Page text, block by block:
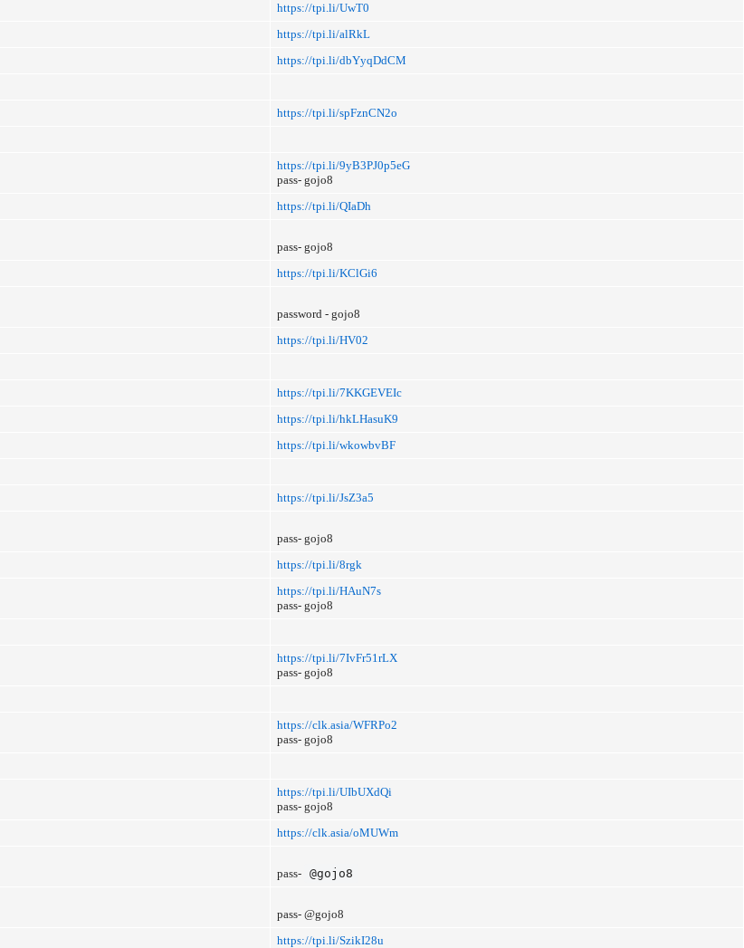
https://tpi.li/UwT0
https://tpi.li/alRkL
https://tpi.li/dbYyqDdCM
https://tpi.li/spFznCN2o
https://tpi.li/9yB3PJ0p5eG
pass- gojo8
https://tpi.li/QIaDh
pass- gojo8
https://tpi.li/KClGi6
password - gojo8
https://tpi.li/HV02
https://tpi.li/7KKGEVEIc
https://tpi.li/hkLHasuK9
https://tpi.li/wkowbvBF
https://tpi.li/JsZ3a5
pass- gojo8
https://tpi.li/8rgk
https://tpi.li/HAuN7s
pass- gojo8
https://tpi.li/7IvFr51rLX
pass- gojo8
https://clk.asia/WFRPo2
pass- gojo8
https://tpi.li/UIbUXdQi
pass- gojo8
https://clk.asia/oMUWm
pass- @gojo8
pass- @gojo8
https://tpi.li/SzikI28u